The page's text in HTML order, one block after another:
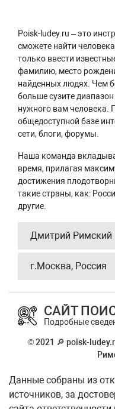
Poisk-ludey.ru – это
сможете найти
только ввести
фамилию, место
найденных людях. Чем
больше сузите
нужного вам человека.
общедоступной базе
сети, блоги, форумы.
Наша команда
время, прилагая
достижения
такие страны, как:
другие.
Дмитрий Римский
г.Москва, Россия
САЙТ
Подробные
© 2021 🔎 poisk-
Данные собраны из
источников, за